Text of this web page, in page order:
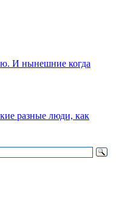
И нынешние когда
разные люди, как